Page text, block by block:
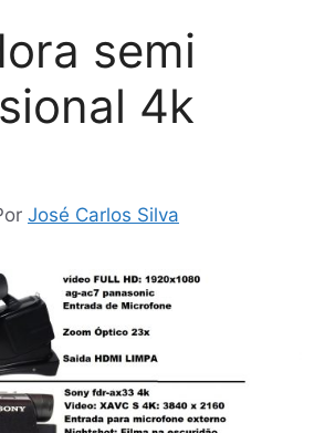
semi
4k
José Carlos Silva